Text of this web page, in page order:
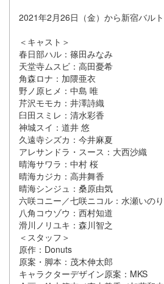
2021年2月26⽇（⾦）から新宿バル
＜キャスト＞
春日部ハル：篠田みなみ
天堂寺ムスビ：⾼田憂希
角森ロナ：加隈亜⾐
野ノ原ヒメ：中島 唯
芹沢モモカ：井澤詩織
臼田スミレ：清水彩⾹
神城スイ：道井 悠
久遠寺シズカ：今井⿇夏
アレサンドラ・スース：大⻄沙織
晴海サワラ：中村 桜
晴海カジカ：⾼井舞⾹
晴海シンジュ：桑原由気
六咲コニー／七咲ニコル：水瀬いのり
八角コウゾウ：⻄村知道
滑川ノリユキ：森川智之
＜スタッフ＞
原作：Donuts
原案・脚本：茂⽊伸太郎
キャラクターデザイン原案：MKS